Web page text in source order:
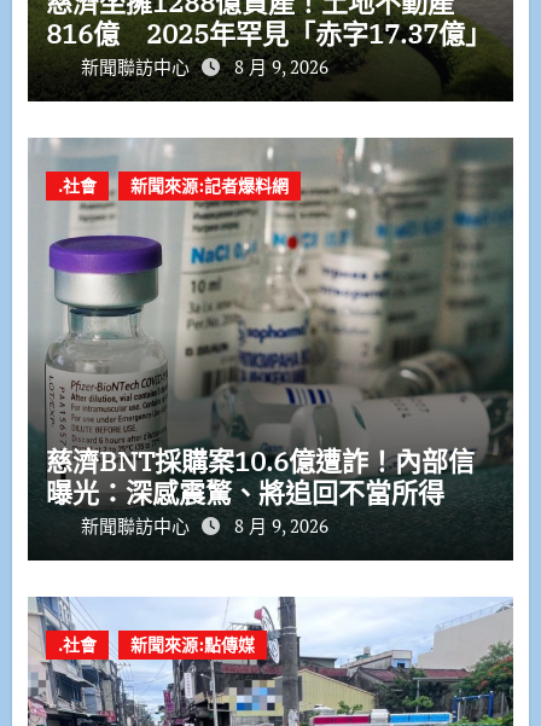
816億 2025年罕見「赤字17.37億」
新聞聯訪中心 8 月 9, 2026
.社會 新聞來源:記者爆料網
慈濟BNT採購案10.6億遭詐！內部信
曝光：深感震驚、將追回不當所得
新聞聯訪中心 8 月 9, 2026
.社會 新聞來源:點傳媒